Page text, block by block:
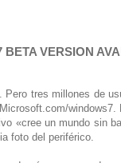
VERSION
tres millones de
windows7.
«cree un mundo sin
foto del periférico.